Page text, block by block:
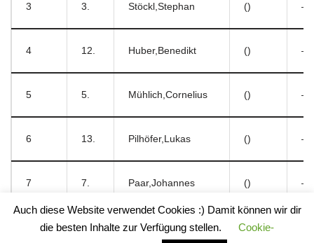
3 3. Stöckl,Stephan () –
4 12. Huber,Benedikt () –
5 5. Mühlich,Cornelius () –
6 13. Pilhöfer,Lukas () –
7 7. Paar,Johannes () –
Impressum
Datenschutzerklärung
Auch diese Website verwendet Cookies :) Damit können wir dir
die besten Inhalte zur Verfügung stellen.
Cookie-